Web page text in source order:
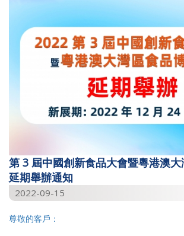
第 3 屆中國創新食品大會暨粵港澳
延期舉辦通知
2022-09-15
尊敬的客戶：